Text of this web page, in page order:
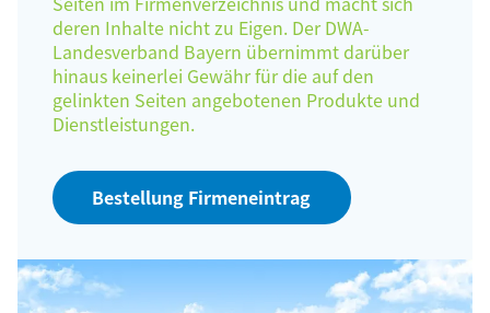
deren Inhalte nicht zu Eigen. Der DWA-
Landesverband Bayern übernimmt darüber
hinaus keinerlei Gewähr für die auf den
gelinkten Seiten angebotenen Produkte und
Dienstleistungen.
Bestellung Firmeneintrag